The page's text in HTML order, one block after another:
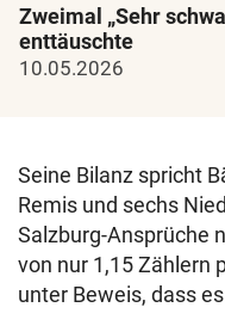
Zweimal „Sehr
enttäuschte
10.05.2026
Seine Bilanz spricht
Remis und sechs
Salzburg-Ansprüche
von nur 1,15 Zählern
unter Beweis, dass